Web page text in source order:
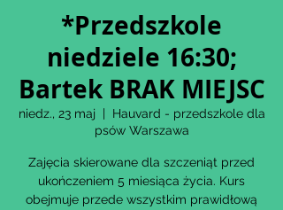
*Przedszkole
niedziele 16:30;
Bartek BRAK MIEJSC
niedz., 23 maj
  |
Hauvard - przedszkole dla
psów Warszawa
Zajęcia skierowane dla szczeniąt przed
ukończeniem 5 miesiąca życia. Kurs
obejmuje przede wszystkim prawidłową